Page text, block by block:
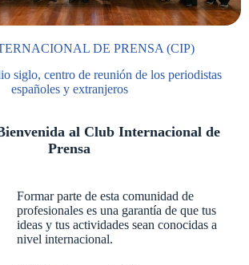
DE PRENSA (CIP)
siglo, centro de reunión de los periodistas
españoles y extranjeros
al Club Internacional de
Prensa
Formar parte de esta comunidad de
profesionales es una garantía de que tus
ideas y tus actividades sean conocidas a
nivel internacional.